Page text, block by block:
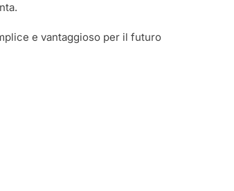
e vantaggioso per il futuro